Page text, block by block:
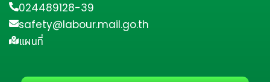
024489128-39
safety@labour.mail.go.th
แผนที่